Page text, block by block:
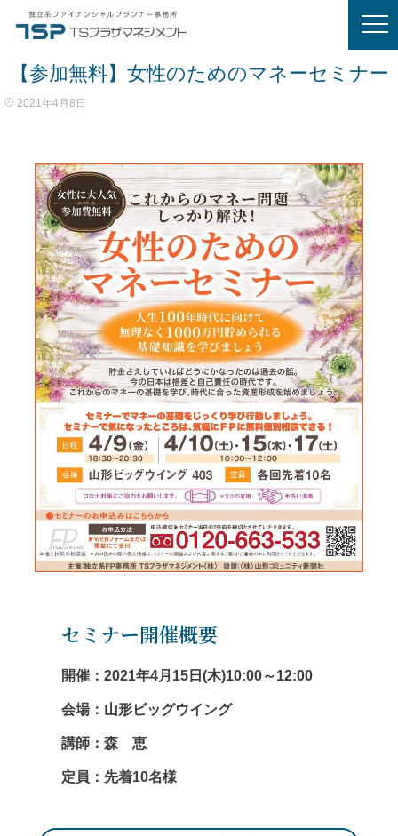
【参加無料】女性のためのマネーセミナー
2021年4月8日
セミナー開催概要
開催：2021年4月15日(木)10:00～12:00
会場：山形ビッグウイング
講師：森 恵
定員：先着10名様